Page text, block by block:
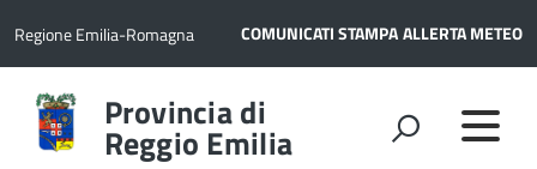
Regione Emilia-Romagna COMUNICATI STAMPAALLERTA METEO
Torna
alla
home
Provincia di
Reggio Emilia